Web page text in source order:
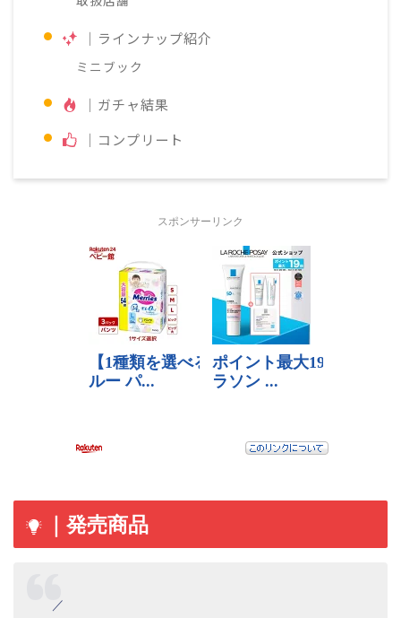
｜ラインナップ紹介
ミニブック
｜ガチャ結果
｜コンプリート
スポンサーリンク
｜発売商品
／